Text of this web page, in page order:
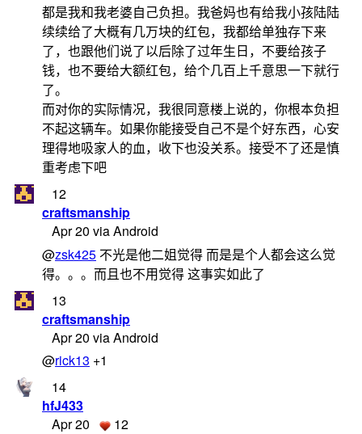
都是我和我老婆自己负担。我爸妈也有给我小孩陆陆
续续给了大概有几万块的红包，我都给单独存下来
了，也跟他们说了以后除了过年生日，不要给孩子
钱，也不要给大额红包，给个几百上千意思一下就行
了。
而对你的实际情况，我很同意楼上说的，你根本负担
不起这辆车。如果你能接受自己不是个好东西，心安
理得地吸家人的血，收下也没关系。接受不了还是慎
重考虑下吧
12
craftsmanship
Apr 20 via Android
@zsk425 不光是他二姐觉得 而是是个人都会这么觉
得。。。而且也不用觉得 这事实如此了
13
craftsmanship
Apr 20 via Android
@rick13 +1
14
hfJ433
Apr 20
12